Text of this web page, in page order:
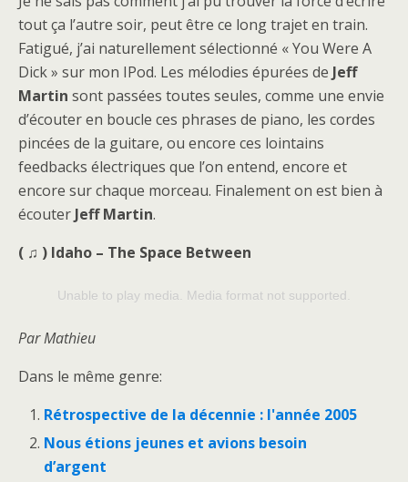
tout ça l’autre soir, peut être ce long trajet en train.
Fatigué, j’ai naturellement sélectionné « You Were A
Dick » sur mon IPod. Les mélodies épurées de Jeff
Martin sont passées toutes seules, comme une envie
d’écouter en boucle ces phrases de piano, les cordes
pincées de la guitare, ou encore ces lointains
feedbacks électriques que l’on entend, encore et
encore sur chaque morceau. Finalement on est bien à
écouter Jeff Martin.
( ♫ ) Idaho – The Space Between
Unable to play media. Media format not supported.
Par Mathieu
Dans le même genre:
Rétrospective de la décennie : l'année 2005
Nous étions jeunes et avions besoin
d’argent